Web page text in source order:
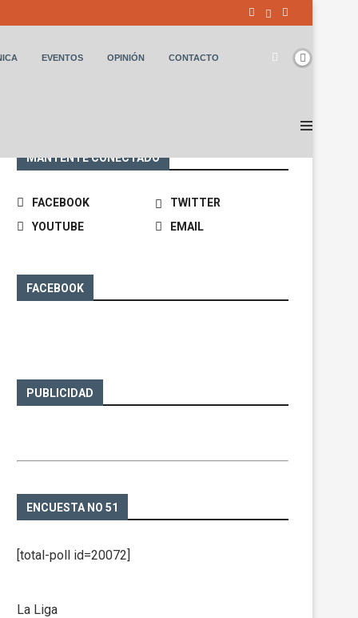
EVENTOS OPINIÓN CONTACTO
MANTENTE CONECTADO
FACEBOOK
TWITTER
YOUTUBE
EMAIL
FACEBOOK
PUBLICIDAD
ENCUESTA NO 51
[total-poll id=20072]
La Liga